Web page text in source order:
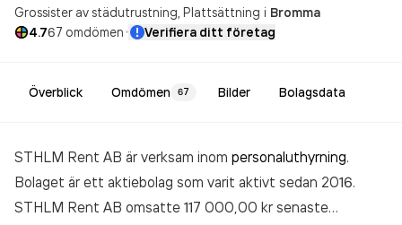
Grossister av städutrustning Plattsättning i Bromma
4.767 omdömen· Verifiera ditt företag
Överblick Omdömen 67 Bilder Bolagsdata
STHLM Rent AB är verksam inom personaluthyrning.
Bolaget är ett aktiebolag som varit aktivt sedan 2016.
STHLM Rent AB omsatte 117 000,00 krsenaste